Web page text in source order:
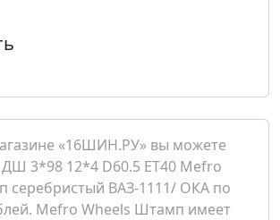
«16ШИН.РУ» вы можете
3*98 12*4 D60.5 ET40 Mefro
серебристый ВАЗ-1111/ ОКА по
Mefro Wheels Штамп имеет